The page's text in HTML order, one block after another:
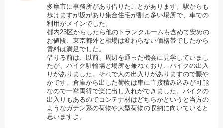
多摩市に事務所があり借りたことがあります。駅からも
歩けますが坂があり集合住宅が割と多い場所で、車での
利用がメインでした。
都内23区からしたら他のトランクルームも含めて安めの
お値段、東京都外と相場は変わらない価格帯でしたから
賃料は満足でした。
借りる前は、以前、周辺を通った機会に見学していまし
たが、バイク駐輪場と場所を兼ねており、バイクの出入
りがありました。それで人の出入りがありますので賑や
かです。倉庫から出した荷物は車に直接積み込みが可能
なので一挙両得で楽に出し入れができました。バイクの
出入りもあるのでコンテナ材はどちらかというと当方の
ようなガテン系の荷物や大型荷物の収納に向いていると
思いますよ。